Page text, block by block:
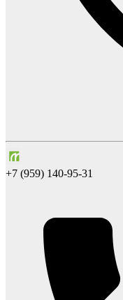
+7 (959) 140-95-31